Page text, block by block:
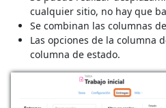
cualquier sitio, no hay que
Se combinan las columnas
Las opciones de la columna
columna de estado.